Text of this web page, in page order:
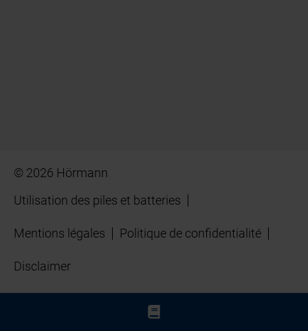
© 2026 Hörmann
Utilisation des piles et batteries
Mentions légales Politique de confidentialité
Disclaimer